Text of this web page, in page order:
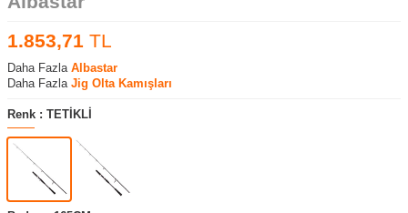
1.853,71 TL
Daha Fazla Albastar
Daha Fazla Jig Olta Kamışları
Renk : TETİKLİ